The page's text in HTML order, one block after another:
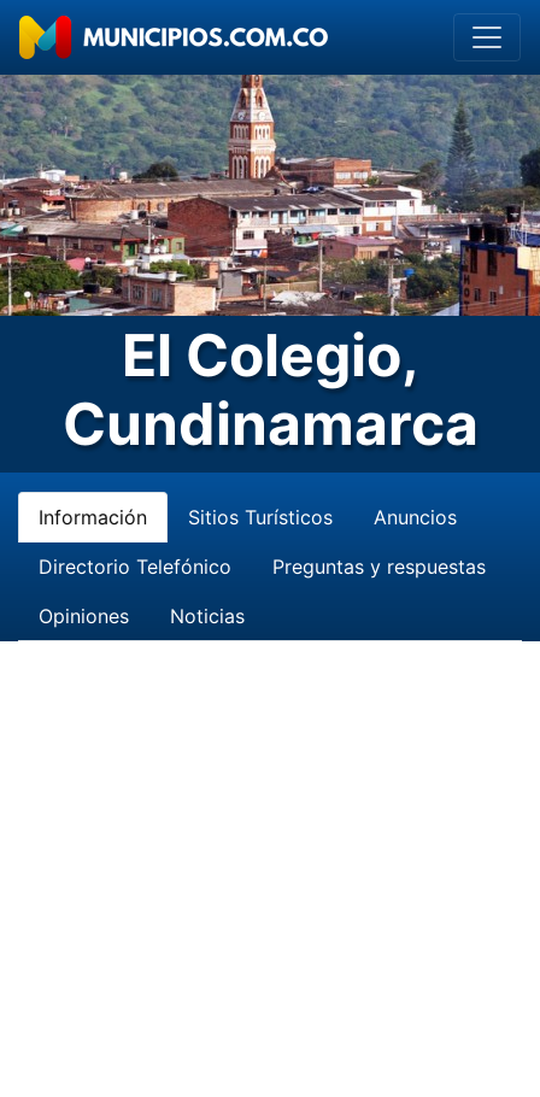
El Colegio,
Cundinamarca
Información Sitios Turísticos Anuncios
Directorio Telefónico Preguntas y respuestas
Opiniones Noticias